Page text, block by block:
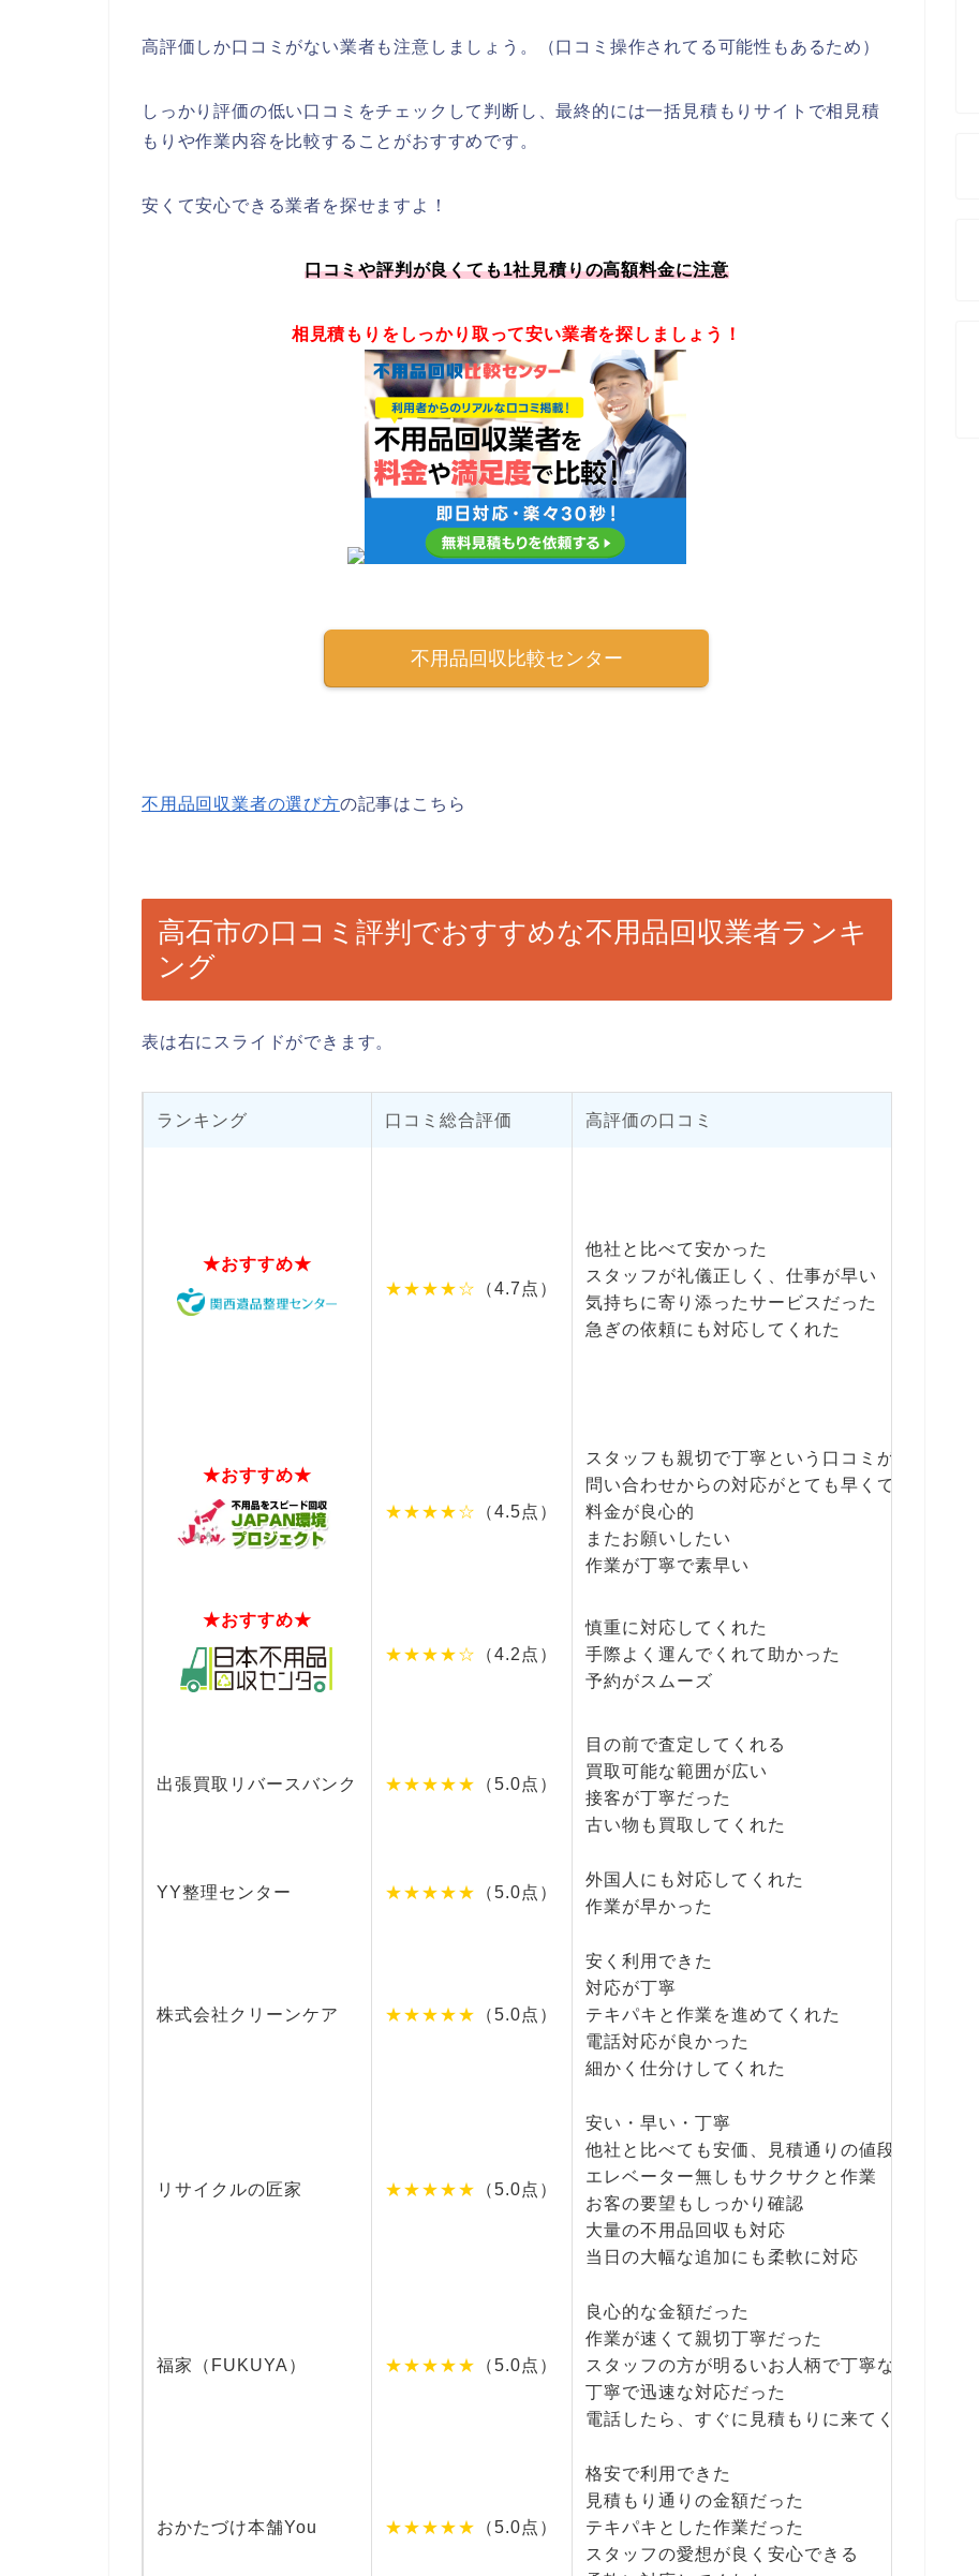
高評価しか口コミがない業者も注意しましょう。（口コミ操作されてる可能性もあるため）
しっかり評価の低い口コミをチェックして判断し、最終的には一括見積もりサイトで相見積
もりや作業内容を比較することがおすすめです。
安くて安心できる業者を探せますよ！
口コミや評判が良くても1社見積りの高額料金に注意
相見積もりをしっかり取って安い業者を探しましょう！
不用品回収比較センター
不用品回収業者の選び方の記事はこちら
高石市の口コミ評判でおすすめな不用品回収業者ランキ
ング
表は右にスライドができます。
ランキング 口コミ総合評価 高評価の口コミ
★おすすめ★
★★★★☆
（4.7点）
他社と比べて安かった
スタッフが礼儀正しく、仕事が早い
気持ちに寄り添ったサービスだった
急ぎの依頼にも対応してくれた
★おすすめ★
★★★★☆
（4.5点）
スタッフも親切で丁寧という口コミが多い
問い合わせからの対応がとても早くて助かる
料金が良心的
またお願いしたい
作業が丁寧で素早い
★おすすめ★
★★★★☆
（4.2点）
慎重に対応してくれた
手際よく運んでくれて助かった
予約がスムーズ
出張買取リバースバンク ★★★★★ （5.0点）
目の前で査定してくれる
買取可能な範囲が広い
接客が丁寧だった
古い物も買取してくれた
YY整理センター ★★★★★ （5.0点）
外国人にも対応してくれた
作業が早かった
株式会社クリーンケア ★★★★★ （5.0点）
安く利用できた
対応が丁寧
テキパキと作業を進めてくれた
電話対応が良かった
細かく仕分けしてくれた
リサイクルの匠家 ★★★★★ （5.0点）
安い・早い・丁寧
他社と比べても安価、見積通りの値段
エレベーター無しもサクサクと作業
お客の要望もしっかり確認
大量の不用品回収も対応
当日の大幅な追加にも柔軟に対応
福家（FUKUYA） ★★★★★ （5.0点）
良心的な金額だった
作業が速くて親切丁寧だった
スタッフの方が明るいお人柄で丁寧な対応だった
丁寧で迅速な対応だった
電話したら、すぐに見積もりに来てくれた
おかたづけ本舗You ★★★★★ （5.0点）
格安で利用できた
見積もり通りの金額だった
テキパキとした作業だった
スタッフの愛想が良く安心できる